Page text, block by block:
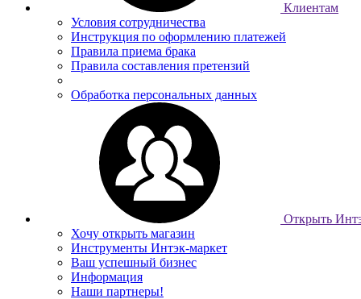
Клиентам
Условия сотрудничества
Инструкция по оформлению платежей
Правила приема брака
Правила составления претензий
Обработка персональных данных
Открыть
Хочу открыть магазин
Инструменты Интэк-маркет
Ваш успешный бизнес
Информация
Наши партнеры!